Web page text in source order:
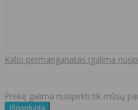
Kalio permanganatas (galima
Prekę galima nusipirkti tik mūsų